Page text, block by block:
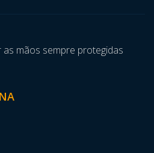
mãos sempre protegidas